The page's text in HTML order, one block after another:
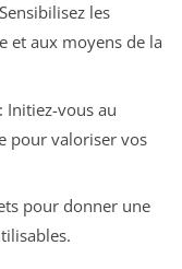
les
et aux moyens de la
Initiez-vous au
pour valoriser vos
pour donner une